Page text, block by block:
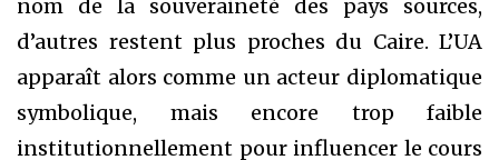
nom de la souveraineté des pays sources,
d’autres restent plus proches du Caire. L’UA
apparaît alors comme un acteur diplomatique
symbolique, mais encore trop faible
institutionnellement pour influencer le cours